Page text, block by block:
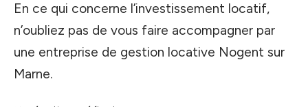
En ce qui concerne l’investissement locatif,
n’oubliez pas de vous faire accompagner par
une entreprise de gestion locative Nogent sur
Marne.